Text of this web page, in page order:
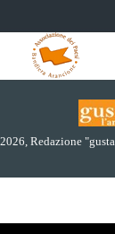
Redazione